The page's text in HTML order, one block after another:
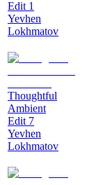
Edit 1
Yevhen
Lokhmatov
Thoughtful
Ambient
Edit 7
Yevhen
Lokhmatov